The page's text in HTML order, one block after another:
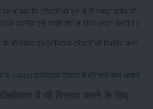
भी कहा कि ट्रैक्टरों को शुरू से ही मजबूत शक्ति की
तकनीक इसे अच्छी तरह से शक्ति प्रदान करती है।
सोनालिका इन इलेक्ट्रिक ट्रैक्टरों को विकसित करने
के X45H2 इलेक्ट्रिक ट्रैक्टर से होंगे सभी कार्य आसान